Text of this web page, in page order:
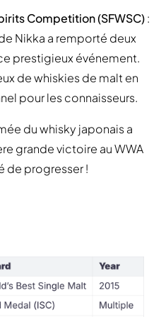
Competition (SFWSC):
Nikka a remporté deux
prestigieux événement.
de whiskies de malt en
pour les connaisseurs.
du whisky japonais a
grande victoire au WWA
de progresser !